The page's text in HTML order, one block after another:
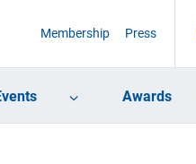
Membership Press
Awards